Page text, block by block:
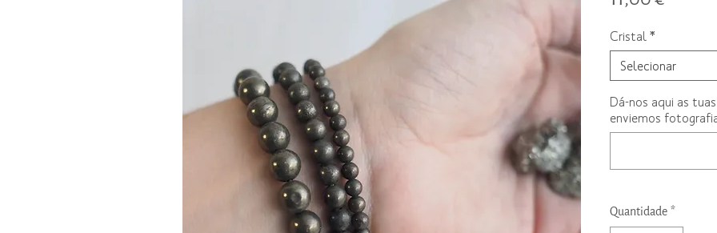
Cristal *
Selecionar
Dá-nos aqui as
enviemos
Quantidade *